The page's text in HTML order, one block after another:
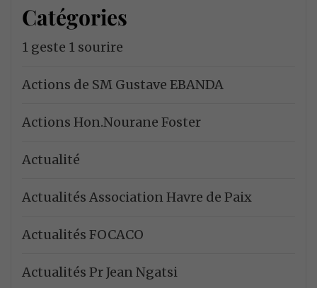
Catégories
1 geste 1 sourire
Actions de SM Gustave EBANDA
Actions Hon.Nourane Foster
Actualité
Actualités Association Havre de Paix
Actualités FOCACO
Actualités Pr Jean Ngatsi